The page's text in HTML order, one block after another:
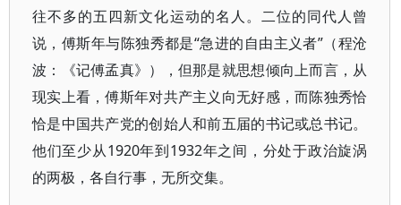
往不多的五四新文化运动的名人。二位的同代人曾
说，傅斯年与陈独秀都是“急进的自由主义者”（程沧
波：《记傅孟真》），但那是就思想倾向上而言，从
现实上看，傅斯年对共产主义向无好感，而陈独秀恰
恰是中国共产党的创始人和前五届的书记或总书记。
他们至少从1920年到1932年之间，分处于政治旋涡
的两极，各自行事，无所交集。